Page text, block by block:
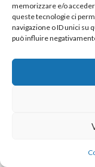
memorizzare e/o
queste tecnologie ci
navigazione o ID unici su
può influire